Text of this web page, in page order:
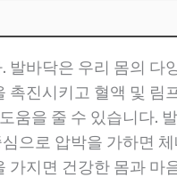
바닥은 우리 몸의 다
진시키고 혈액 및 림
움을 줄 수 있습니다.
으로 압박을 가하면
지면 건강한 몸과 마